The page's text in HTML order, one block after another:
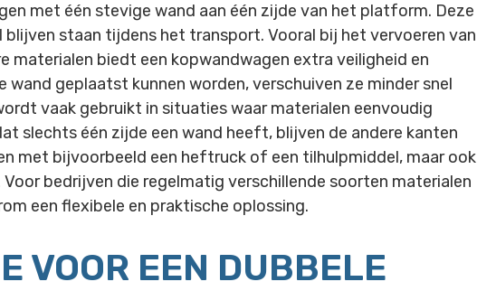
met één stevige wand aan één zijde van het platform. Deze
staan tijdens het transport. Vooral bij het vervoeren van
materialen biedt een kopwandwagen extra veiligheid en
geplaatst kunnen worden, verschuiven ze minder snel
vaak gebruikt in situaties waar materialen eenvoudig
slechts één zijde een wand heeft, blijven de andere kanten
met bijvoorbeeld een heftruck of een tilhulpmiddel, maar ook
bedrijven die regelmatig verschillende soorten materialen
een flexibele en praktische oplossing.
VOOR EEN DUBBELE